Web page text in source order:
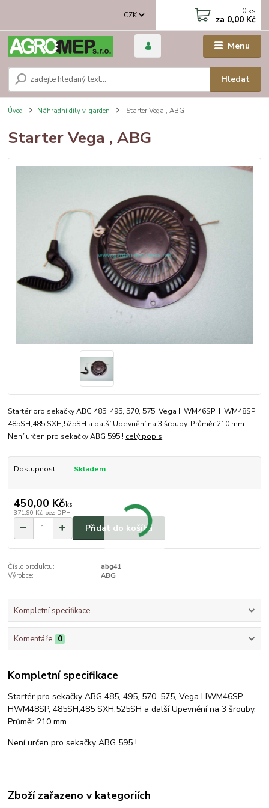
Menu
CZK
Hledat
0 ks
za 0,00 Kč
Úvod Náhradní díly v-garden Starter Vega , ABG
Starter Vega , ABG
Startér pro sekačky ABG 485, 495, 570, 575, Vega HWM46SP, HWM48SP,
485SH,485 SXH,525SH a další Upevnění na 3 šrouby. Průměr 210 mm
Není určen pro sekačky ABG 595 ! celý popis
Dostupnost Skladem
450,00 Kč/ks
371,90 Kč bez DPH
Přidat do košíku
Číslo produktu:
abg41
Výrobce:
ABG
Kompletní specifikace
Komentáře 0
Kompletní specifikace
Startér pro sekačky ABG 485, 495, 570, 575, Vega HWM46SP,
HWM48SP, 485SH,485 SXH,525SH a další Upevnění na 3 šrouby.
Průměr 210 mm
Není určen pro sekačky ABG 595 !
Zboží zařazeno v kategoriích